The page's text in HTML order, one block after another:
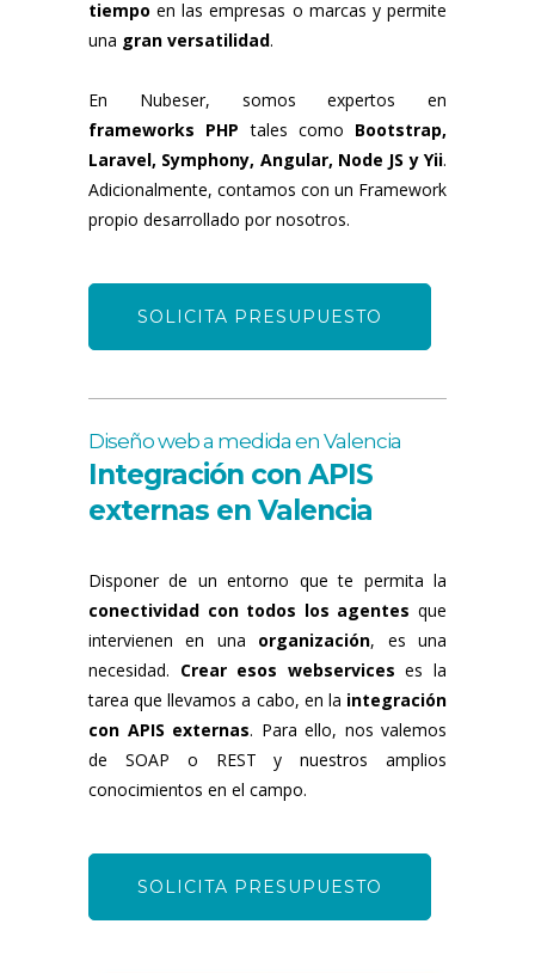
tiempo en las empresas o marcas y permite
una gran versatilidad.
En Nubeser, somos expertos en
frameworks PHP tales como Bootstrap,
Laravel, Symphony, Angular, Node JS y Yii.
Adicionalmente, contamos con un Framework
propio desarrollado por nosotros.
SOLICITA PRESUPUESTO
Diseño web a medida en Valencia
Integración con APIS
externas en Valencia
Disponer de un entorno que te permita la
conectividad con todos los agentes que
intervienen en una organización, es una
necesidad. Crear esos webservices es la
tarea que llevamos a cabo, en la integración
con APIS externas. Para ello, nos valemos
de SOAP o REST y nuestros amplios
conocimientos en el campo.
SOLICITA PRESUPUESTO